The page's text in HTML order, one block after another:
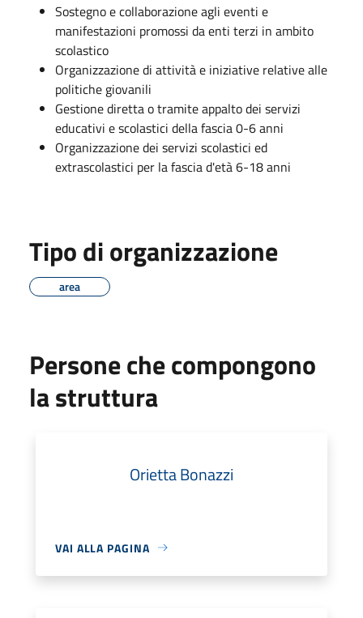
Sostegno e collaborazione agli eventi e
manifestazioni promossi da enti terzi in ambito
scolastico
Organizzazione di attività e iniziative relative alle
politiche giovanili
Gestione diretta o tramite appalto dei servizi
educativi e scolastici della fascia 0-6 anni
Organizzazione dei servizi scolastici ed
extrascolastici per la fascia d'età 6-18 anni
Tipo di organizzazione
area
Persone che compongono
la struttura
Orietta Bonazzi
VAI ALLA PAGINA